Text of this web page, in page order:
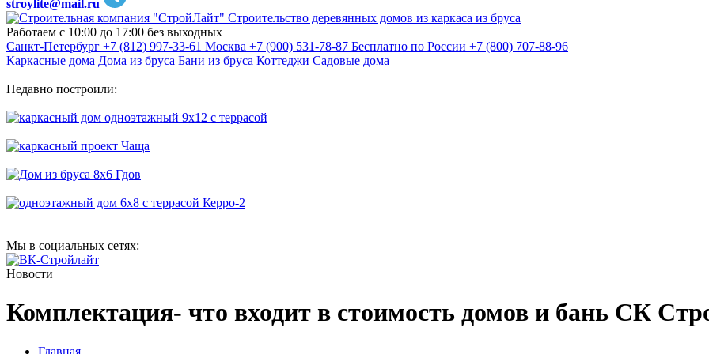
stroylite@mail.ru
Строительство деревянных домов из каркаса из бруса
Работаем с 10:00 до 17:00 без выходных
Санкт-Петербург +7 (812) 997-33-61 Москва +7 (900) 531-78-87 Бесплатно по России +7 (800) 707-88-96
Каркасные дома Дома из бруса Бани из бруса Коттеджи Садовые дома
Недавно построили:
Мы в социальных сетях:
Новости
Комплектация- что входит в стоимость домов и бань СК
Главная